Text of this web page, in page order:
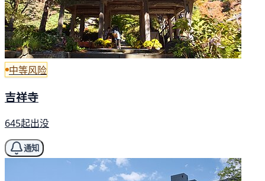
中等风险
吉祥寺
645起出没
通知